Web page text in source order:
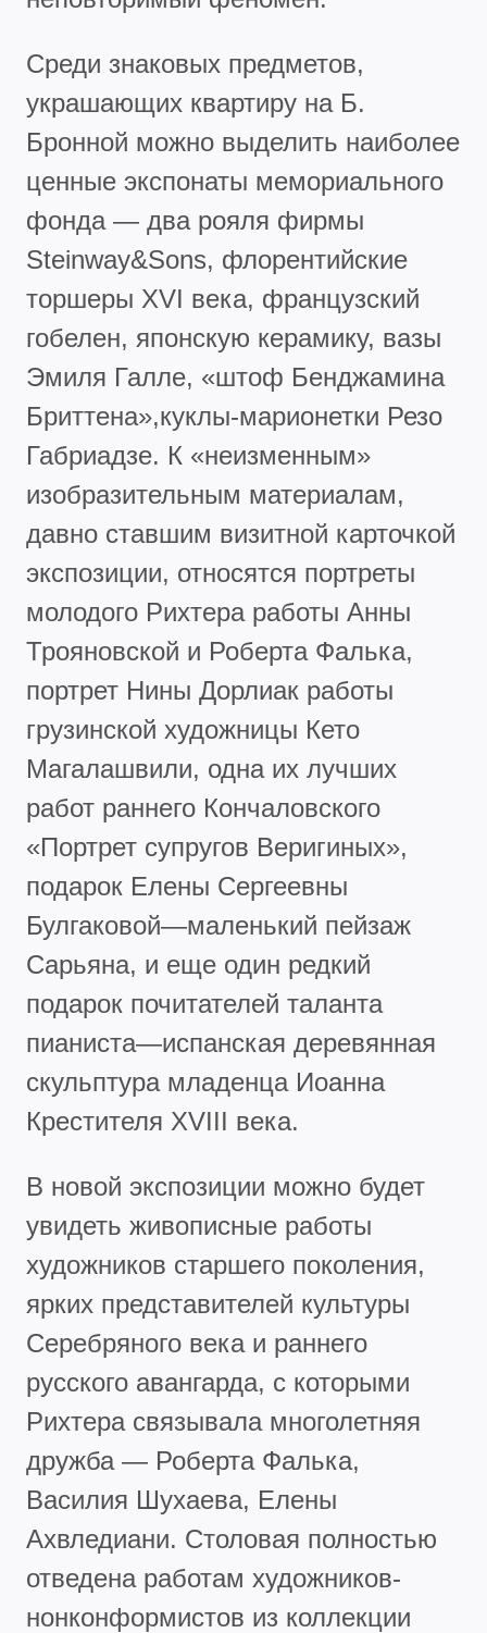
Среди знаковых предметов,
украшающих квартиру на Б.
Бронной можно выделить наиболее
ценные экспонаты мемориального
фонда — два рояля фирмы
Steinway&Sons, флорентийские
торшеры XVI века, французский
гобелен, японскую керамику, вазы
Эмиля Галле, «штоф Бенджамина
Бриттена»,куклы-марионетки Резо
Габриадзе. К «неизменным»
изобразительным материалам,
давно ставшим визитной карточкой
экспозиции, относятся портреты
молодого Рихтера работы Анны
Трояновской и Роберта Фалька,
портрет Нины Дорлиак работы
грузинской художницы Кето
Магалашвили, одна их лучших
работ раннего Кончаловского
«Портрет супругов Веригиных»,
подарок Елены Сергеевны
Булгаковой—маленький пейзаж
Сарьяна, и еще один редкий
подарок почитателей таланта
пианиста—испанская деревянная
скульптура младенца Иоанна
Крестителя XVIII века.
В новой экспозиции можно будет
увидеть живописные работы
художников старшего поколения,
ярких представителей культуры
Серебряного века и раннего
русского авангарда, с которыми
Рихтера связывала многолетняя
дружба — Роберта Фалька,
Василия Шухаева, Елены
Ахвледиани. Столовая полностью
отведена работам художников-
нонконформистов из коллекции